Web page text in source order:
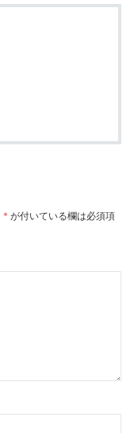
* が付いている欄は必須項